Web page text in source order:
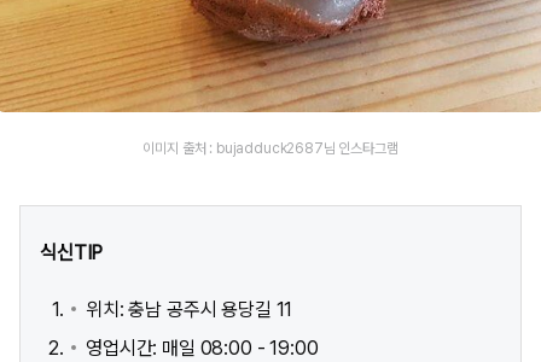
이미지 출처 : bujadduck2687님 인스타그램
식신TIP
위치: 충남 공주시 용당길 11
영업시간: 매일 08:00 - 19:00